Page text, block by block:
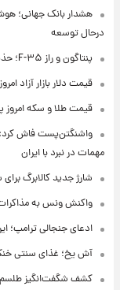
هشدار بانک جهانی؛
درحال توسعه
پنتاگون و راز F-۳۵؛ حذف بی‌سابقه گزارش‌های عملکرد جنگنده‌های نسل پنجم
قیمت دلار بازار آزاد امروز پنجشنبه ۱۵
قیمت طلا و سکه امروز پنجشنبه
واشنگتن‌پست فاش کرد:
مهمات در نبرد با ایران
شارژ جدید کالابرگ
واکنش ونس به
ادعای جنجالی ترامپ؛
آش یخ؛ غذای سنتی
کشف شگفت‌انگیز